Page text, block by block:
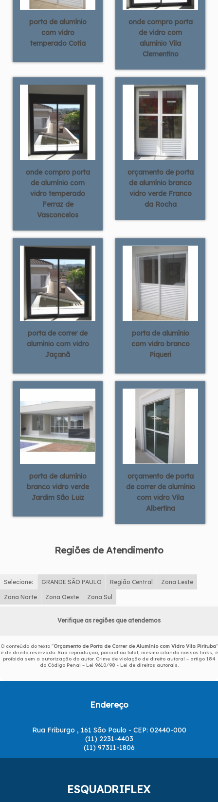
porta de alumínio
com vidro
temperado Cotia
onde compro porta
de vidro com
alumínio Vila
Clementino
onde compro porta
de alumínio com
vidro temperado
Ferraz de
Vasconcelos
orçamento de porta
de alumínio branco
vidro verde Franco
da Rocha
porta de correr de
alumínio com vidro
Jaçanã
porta de alumínio
com vidro branco
Piqueri
porta de alumínio
branco vidro verde
Jardim São Luiz
orçamento de porta
de correr de alumínio
com vidro Vila
Albertina
Regiões de Atendimento
Selecione: GRANDE SÃO PAULO Região Central Zona Leste
Zona Norte Zona Oeste Zona Sul
Verifique as regiões que atendemos
O conteúdo do texto "Orçamento de Porta de Correr de Alumínio com Vidro Vila Pirituba"
é de direito reservado. Sua reprodução, parcial ou total, mesmo citando nossos links, é
proibida sem a autorização do autor. Crime de violação de direito autoral – artigo 184
do Código Penal – Lei 9610/98 - Lei de direitos autorais
Endereço
Rua Friburgo , 161 São Paulo - CEP: 02440-000
(11) 2231-4403
(11) 97311-1806
ESQUADRIFLEX